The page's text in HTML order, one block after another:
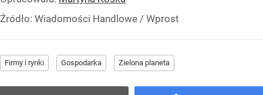
Źródło: Wiadomości Handlowe / Wprost
Firmy i rynki Gospodarka Zielona planeta